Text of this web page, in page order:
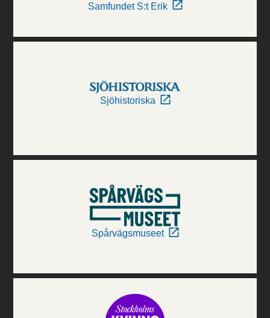
Samfundet S:t Erik
Sjöhistoriska
Spårvägsmuseet